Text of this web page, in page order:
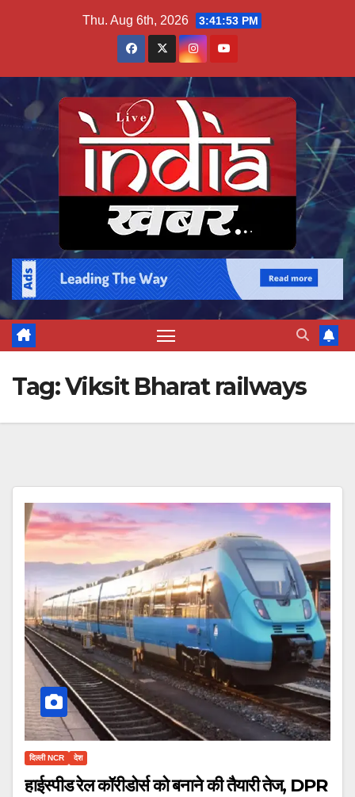
Thu. Aug 6th, 2026 3:41:53 PM
Tag:Viksit Bharat railways
दिल्ली NCR देश
हाईस्पीड रेल कॉरीडोर्स को बनाने की तैयारी तेज, DPR